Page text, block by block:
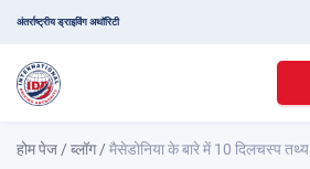
अंतर्राष्ट्रीय ड्राइविंग अथॉरिटी
होम पेज /ब्लॉग/मैसेडोनिया के बारे में 10 दिलचस्प तथ्य